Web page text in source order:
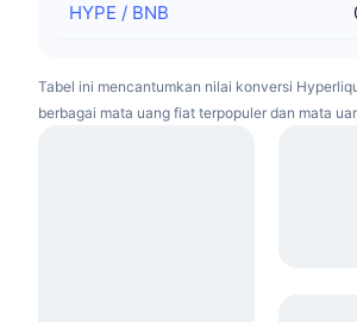
HYPE / BNB
Tabel ini mencantumkan nilai konversi
berbagai mata uang fiat terpopuler dan mata